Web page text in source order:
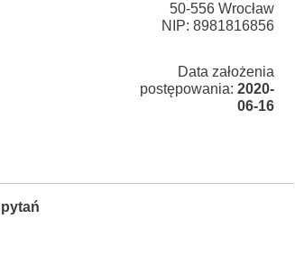
50-556 Wrocław
NIP: 8981816856
Data założenia
postępowania: 2020-
06-16